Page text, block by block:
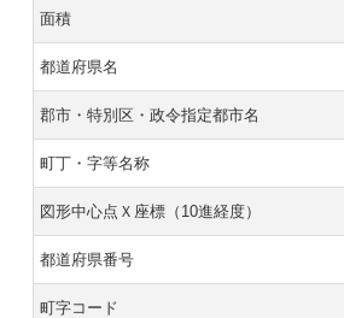
面積
都道府県名
郡市・特別区・政令指定都市名
町丁・字等名称
図形中心点Ｘ座標（10進経度）
都道府県番号
町字コード